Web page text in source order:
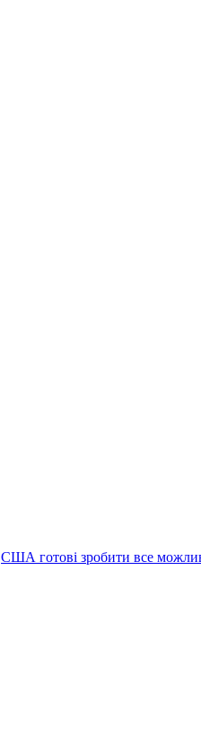
США готові зробити все